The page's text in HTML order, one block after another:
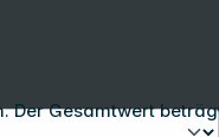
Der Gesamtwert
Rechte vorbehalten.